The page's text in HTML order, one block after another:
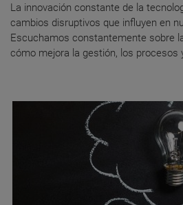
La innovación constante de la
cambios disruptivos que influyen en
Escuchamos constantemente sobre
cómo mejora la gestión, los procesos